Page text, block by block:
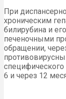
При
хроническим
билирубина и
печеночными
обращении,
специфического
6 и через 12